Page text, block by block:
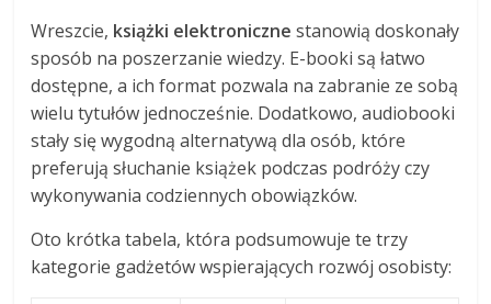
Wreszcie, książki elektroniczne stanowią doskonały
sposób na poszerzanie wiedzy. E-booki są łatwo
dostępne, a ich format pozwala na zabranie ze sobą
wielu tytułów jednocześnie. Dodatkowo, audiobooki
stały się wygodną alternatywą dla osób, które
preferują słuchanie książek podczas podróży czy
wykonywania codziennych obowiązków.
Oto krótka tabela, która podsumowuje te trzy
kategorie gadżetów wspierających rozwój osobisty: